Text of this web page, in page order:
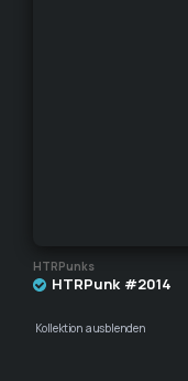
HTRPunks
HTRPunk #2014
Kollektion ausblenden